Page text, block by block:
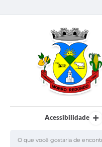
Acessibilidade